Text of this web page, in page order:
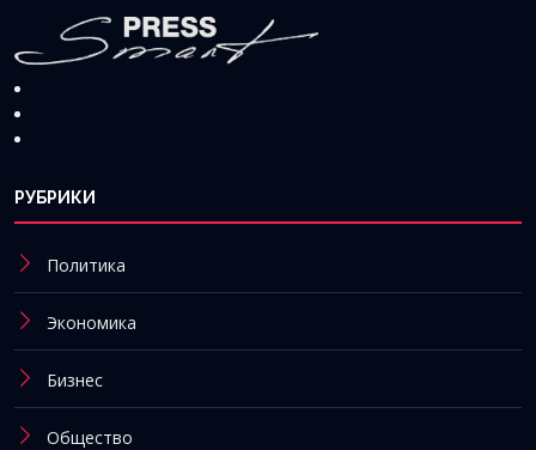
РУБРИКИ
Политика
Экономика
Бизнес
Общество